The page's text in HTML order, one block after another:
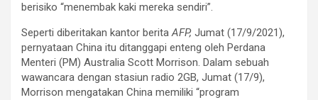
berisiko “menembak kaki mereka sendiri”.
Seperti diberitakan kantor beritaAFP, Jumat (17/9/2021),
pernyataan China itu ditanggapi enteng oleh Perdana
Menteri (PM) Australia Scott Morrison. Dalam sebuah
wawancara dengan stasiun radio 2GB, Jumat (17/9),
Morrison mengatakan China memiliki “program